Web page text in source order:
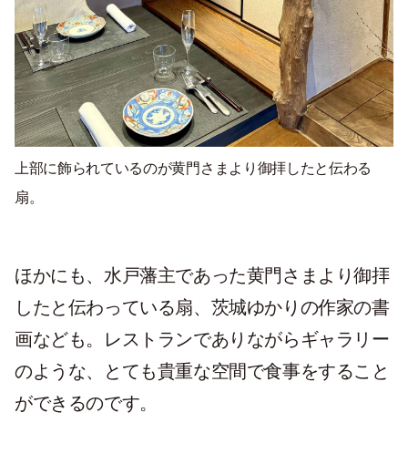
上部に飾られているのが黄門さまより 御拝したと伝わる
扇。
ほかにも、水戸藩主であった黄門さまより御拝
したと伝わっている扇、茨城ゆかりの作家の書
画なども。レストランでありながらギャラリー
のような、とても貴重な空間で食事をすること
ができるのです。